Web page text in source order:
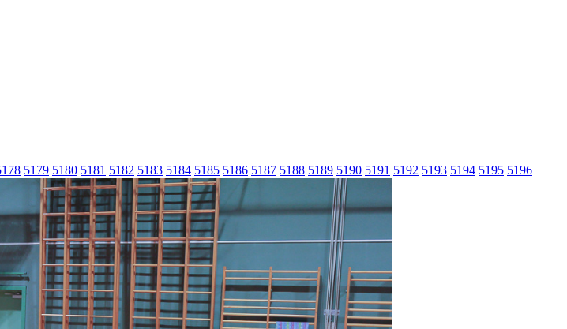
5179 5180 5181 5182 5183 5184 5185 5186 5187 5188 5189 5190 5191 5192 5193 5194 5195 5196